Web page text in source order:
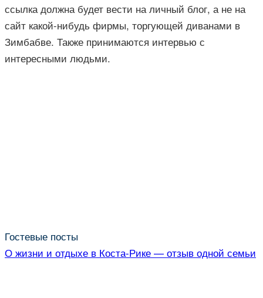
ссылка должна будет вести на личный блог, а не на
сайт какой-нибудь фирмы, торгующей диванами в
Зимбабве. Также принимаются интервью с
интересными людьми.
Гостевые посты
О жизни и отдыхе в Коста-Рике — отзыв одной семьи